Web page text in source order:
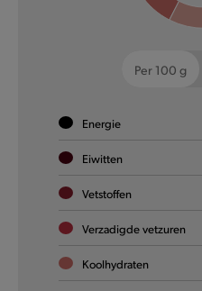
De volle smaak van Coca-
ingrediënten zoals
karameltoets.
Meer
Per 100 g
Energie
Eiwitten
Vetstoffen
Verzadigde vetzuren
Koolhydraten